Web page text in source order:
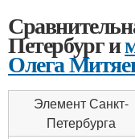
Петербург и
Олега
Элемент Санкт-
Петербурга